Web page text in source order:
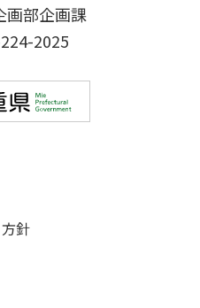
画部企画課
2025
針